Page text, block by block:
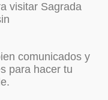
visitar Sagrada
comunicados y
para hacer tu